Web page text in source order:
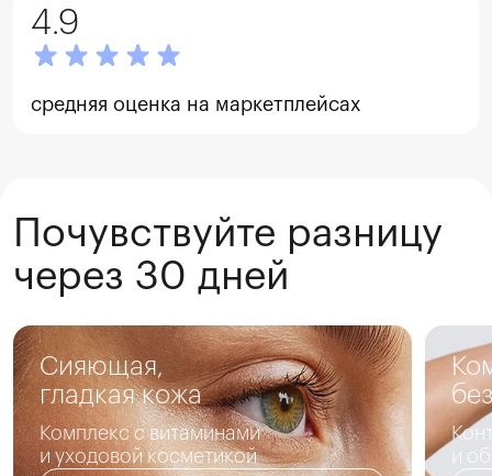
4.9
средняя оценка на маркетплейсах
Почувствуйте разницу
через 30 дней
Сияющая,
гладкая кожа
Комплекс с витаминами
и уходовой косметикой
и